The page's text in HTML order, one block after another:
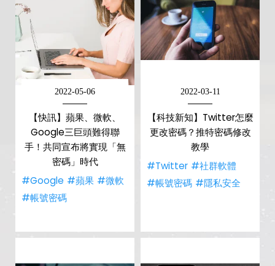
2022-05-06
【快訊】蘋果、微軟、
Google三巨頭難得聯
手！共同宣布將實現「無
密碼」時代
#Google #蘋果 #微軟
#帳號密碼
2022-03-11
【科技新知】Twitter怎麼
更改密碼？推特密碼修改
教學
#Twitter #社群軟體
#帳號密碼 #隱私安全